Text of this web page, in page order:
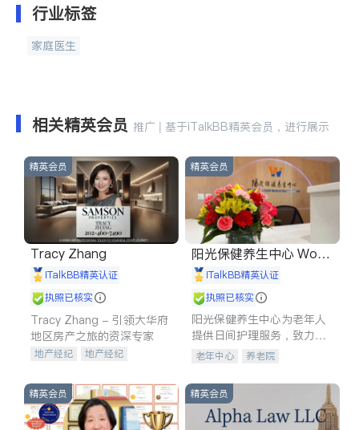
行业标签
家庭医生
相关精英会员 推广 | 基于iTalkBB精英会员，进行展示
精英会员
Tracy Zhang
iTalkBB精英认证
执照已核实
Tracy Zhang - 引领大华府
地区房产之旅的资深专家
地产经纪
地产经纪
商铺租售
开发商建商
精英会员
阳光保健养生中心 World
shine
iTalkBB精英认证
执照已核实
阳光保健养生中心为老年人
提供日间护理服务，致力于
通过持续的护理创新来有效
老年中心 养老院
精英会员 精英会员